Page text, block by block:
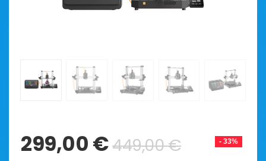
- 33%
449,00€Le
299,00€ Le